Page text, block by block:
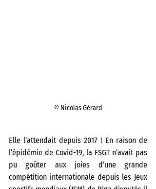
© Nicolas Gérard
Elle l’attendait depuis 2017 ! En raison de
l’épidémie de Covid-19, la FSGT n’avait pas
pu goûter aux joies d’une grande
compétition internationale depuis les Jeux